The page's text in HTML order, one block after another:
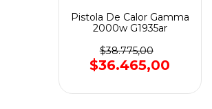
Pistola De Calor Gamma
2000w G1935ar
$38.775,00
$36.465,00